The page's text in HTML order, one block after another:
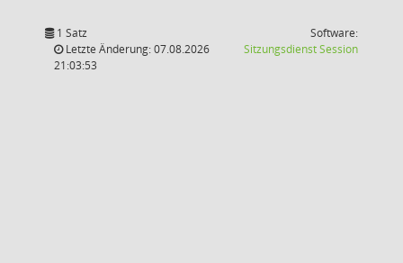
1 Satz
Letzte Änderung: 07.08.2026
21:03:53
Software:
SitzungsdienstSession(Wird in